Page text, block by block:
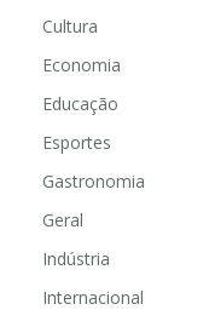
Cultura
Economia
Educação
Esportes
Gastronomia
Geral
Indústria
Internacional